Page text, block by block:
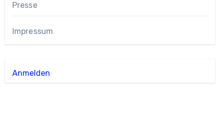
Presse
Impressum
Anmelden